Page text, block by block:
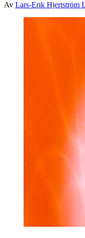
Av Lars-Erik Hjertström